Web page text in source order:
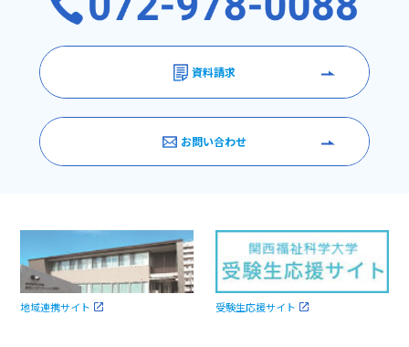
資料請求
お問い合わせ
地域連携サイト 受験生応援サイト